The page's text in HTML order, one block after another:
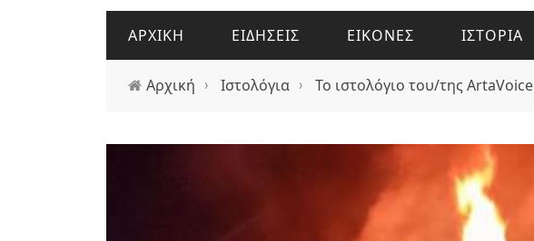
ΑΡΧΙΚΗ ΕΙΔΗΣΕΙΣ ΕΙΚΟΝΕΣ ΙΣΤΟΡΙΑ
Αρχική › Ιστολόγια › Το ιστολόγιο του/της ArtaVoice